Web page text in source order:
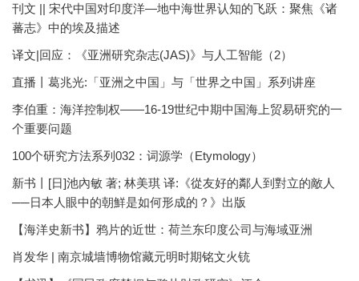
刊文 || 宋代中国对印度洋—地中海世界认知的飞跃：聚焦《诸
蕃志》中的埃及描述
译文|回应：《亚洲研究杂志(JAS)》与人工智能（2）
直播丨葛兆光:「亚洲之中国」与「世界之中国」系列讲座
李伯重：海洋控制权——16-19世纪中期中国海上贸易研究的一
个重要问题
100个研究方法系列032：词源学（Etymology）
新书丨[日]池內敏 著; 林美琪 译:《從友好的鄰人到對立的敵人
──日本人眼中的朝鮮是如何形成的？》出版
【海洋史新书】鸦片的近世：荷兰东印度公司与海域亚洲
肖发华 | 南京城墙博物馆藏元明时期铭文火铳